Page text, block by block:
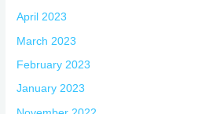
April 2023
March 2023
February 2023
January 2023